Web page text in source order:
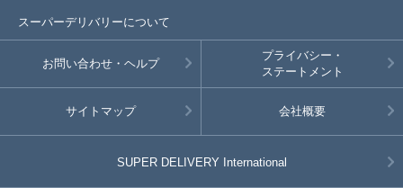
スーパーデリバリーについて
お問い合わせ・ヘルプ
プライバシー・
ステートメント
サイトマップ 会社概要
SUPER DELIVERY International